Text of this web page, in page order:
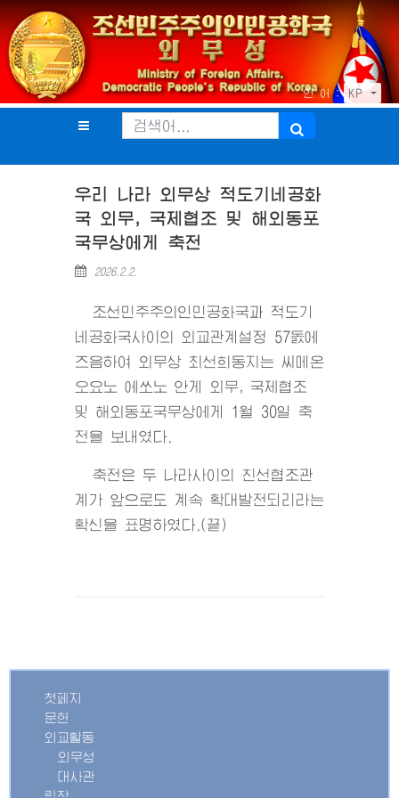
언 어 : KP
우리 나라 외무상 적도기네공화
국 외무, 국제협조 및 해외동포
국무상에게 축전
2026.2.2.
조선민주주의인민공화국과 적도기
네공화국사이의 외교관계설정 57돐에
즈음하여 외무상 최선희동지는 씨메온
오요노 에쏘노 안게 외무, 국제협조
및 해외동포국무상에게 1월 30일 축
전을 보내였다.
축전은 두 나라사이의 친선협조관
계가 앞으로도 계속 확대발전되리라는
확신을 표명하였다.(끝)
첫페지
문헌
외교활동
외무성
대사관